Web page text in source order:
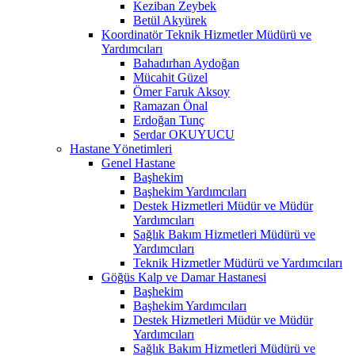
Keziban Zeybek
Betül Akyürek
Koordinatör Teknik Hizmetler Müdürü ve
Yardımcıları
Bahadırhan Aydoğan
Mücahit Güzel
Ömer Faruk Aksoy
Ramazan Önal
Erdoğan Tunç
Serdar OKUYUCU
Hastane Yönetimleri
Genel Hastane
Başhekim
Başhekim Yardımcıları
Destek Hizmetleri Müdür ve Müdür
Yardımcıları
Sağlık Bakım Hizmetleri Müdürü ve
Yardımcıları
Teknik Hizmetler Müdürü ve Yardımcıları
Göğüs Kalp ve Damar Hastanesi
Başhekim
Başhekim Yardımcıları
Destek Hizmetleri Müdür ve Müdür
Yardımcıları
Sağlık Bakım Hizmetleri Müdürü ve